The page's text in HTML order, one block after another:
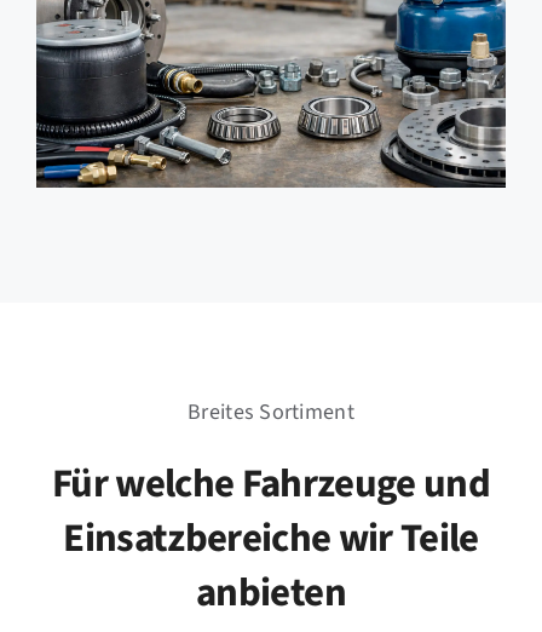
Breites Sortiment
Für welche Fahrzeuge und
Einsatzbereiche wir Teile
anbieten